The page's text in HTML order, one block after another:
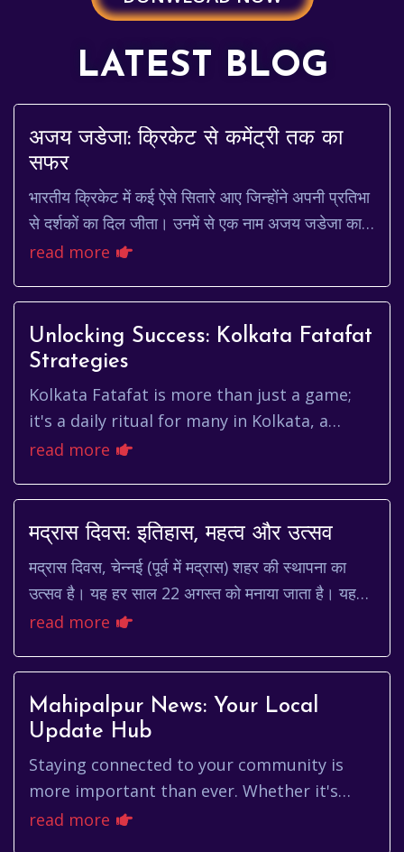
LATEST BLOG
अजय जडेजा: क्रिकेट से कमेंट्री तक का
सफर
भारतीय क्रिकेट में कई ऐसे सितारे आए जिन्होंने अपनी प्रतिभा
से दर्शकों का दिल जीता। उनमें से एक नाम अजय जडेजा का
है। एक स्टाइलिश बल्लेबाज, उपयोगी गेंदब...
read more
Unlocking Success: Kolkata Fatafat
Strategies
Kolkata Fatafat is more than just a game;
it's a daily ritual for many in Kolkata, a
blend of luck, strategy, and community. For
read more
मद्रास दिवस: इतिहास, महत्व और उत्सव
मद्रास दिवस, चेन्नई (पूर्व में मद्रास) शहर की स्थापना का
उत्सव है। यह हर साल 22 अगस्त को मनाया जाता है। यह
दिन शहर की समृद्ध सांस्कृतिक विरासत, इतिहास...
read more
Mahipalpur News: Your Local
Update Hub
Staying connected to your community is
more important than ever. Whether it's
local business updates, community events,
read more